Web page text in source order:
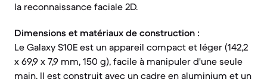
la reconnaissance faciale 2D.
Dimensions et matériaux de construction :
Le Galaxy S10E est un appareil compact et léger (142,2
x 69,9 x 7,9 mm, 150 g), facile à manipuler d'une seule
main. Il est construit avec un cadre en aluminium et un